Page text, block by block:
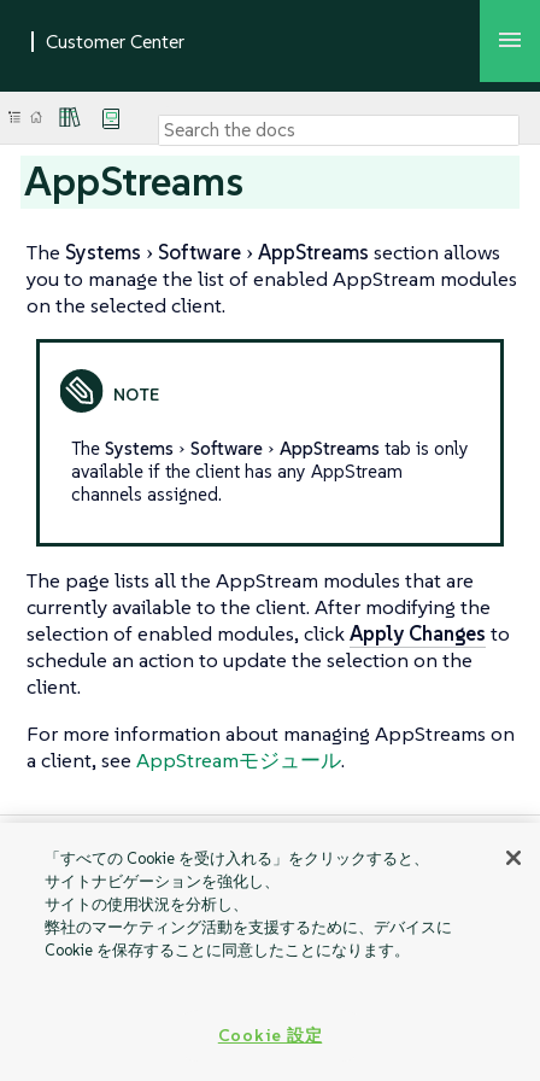
AppStreams
The Systems Software AppStreams section allows
you to manage the list of enabled AppStream modules
on the selected client.
The Systems Software AppStreamstab is only
available if the client has any AppStream
channels assigned.
The page lists all the AppStream modules that are
currently available to the client. After modifying the
selection of enabled modules, clickApply Changes to
schedule an action to update the selection on the
client.
For more information about managing AppStreams on
a client, see AppStreamモジュール.
Packages Software Channels
「すべての Cookie を受け入れる」をクリックすると、
サイトナビゲーションを強化し、
サイトの使用状況を分析し、
弊社のマーケティング活動を支援するために、デバイスに
Cookie を保存することに同意したことになります。
Cookie 設定